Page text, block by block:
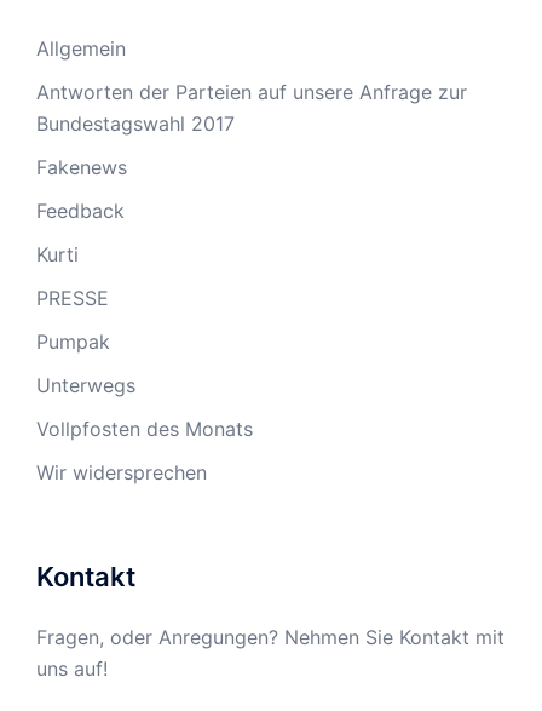
Allgemein
Antworten der Parteien auf unsere Anfrage zur
Bundestagswahl 2017
Fakenews
Feedback
Kurti
PRESSE
Pumpak
Unterwegs
Vollpfosten des Monats
Wir widersprechen
Kontakt
Fragen, oder Anregungen? Nehmen Sie Kontakt mit
uns auf!